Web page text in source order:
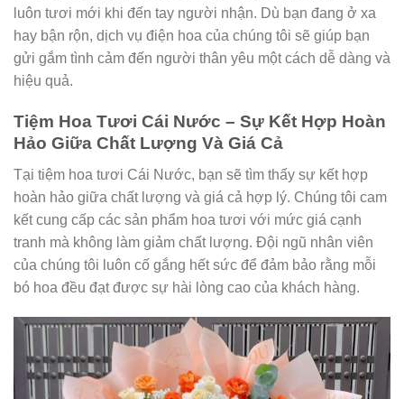
luôn tươi mới khi đến tay người nhận. Dù bạn đang ở xa
hay bận rộn, dịch vụ điện hoa của chúng tôi sẽ giúp bạn
gửi gắm tình cảm đến người thân yêu một cách dễ dàng và
hiệu quả.
Tiệm Hoa Tươi Cái Nước – Sự Kết Hợp Hoàn
Hảo Giữa Chất Lượng Và Giá Cả
Tại tiệm hoa tươi Cái Nước, bạn sẽ tìm thấy sự kết hợp
hoàn hảo giữa chất lượng và giá cả hợp lý. Chúng tôi cam
kết cung cấp các sản phẩm hoa tươi với mức giá cạnh
tranh mà không làm giảm chất lượng. Đội ngũ nhân viên
của chúng tôi luôn cố gắng hết sức để đảm bảo rằng mỗi
bó hoa đều đạt được sự hài lòng cao của khách hàng.